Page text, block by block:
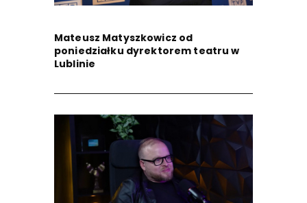
Mateusz Matyszkowicz od
poniedziałku dyrektorem teatru w
Lublinie